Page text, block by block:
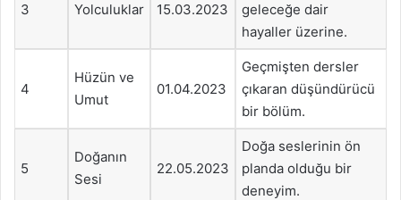
3 Yolculuklar 15.03.2023
geleceğe dair
hayaller üzerine.
4
Hüzün ve
Umut
01.04.2023
Geçmişten dersler
çıkaran düşündürücü
bir bölüm.
5
Doğanın
Sesi
22.05.2023
Doğa seslerinin ön
planda olduğu bir
deneyim.